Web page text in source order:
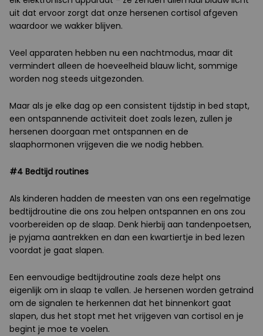
uit dat ervoor zorgt dat onze hersenen cortisol afgeven
waardoor we wakker blijven.
Veel apparaten hebben nu een nachtmodus, maar dit
vermindert alleen de hoeveelheid blauw licht, sommige
worden nog steeds uitgezonden.
Maar als je elke dag op een consistent tijdstip in bed stapt,
een ontspannende activiteit doet zoals lezen, zullen je
hersenen doorgaan met ontspannen en de
slaaphormonen vrijgeven die we nodig hebben.
#4 Bedtijd routines
Als kinderen hadden de meesten van ons een regelmatige
bedtijdroutine die ons zou helpen ontspannen en ons zou
voorbereiden op de slaap. Denk hierbij aan tandenpoetsen,
je pyjama aantrekken en dan een kwartiertje in bed lezen
voordat je gaat slapen.
Een eenvoudige bedtijdroutine zoals deze helpt ons
eigenlijk om in slaap te vallen. Je hersenen worden getraind
om de signalen te herkennen dat het binnenkort gaat
slapen, dus het stopt met het vrijgeven van cortisol en je
begint je moe te voelen.